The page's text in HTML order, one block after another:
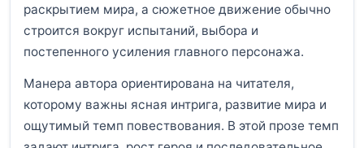
раскрытием мира, а сюжетное движение обычно
строится вокруг испытаний, выбора и
постепенного усиления главного персонажа.
Манера автора ориентирована на читателя,
которому важны ясная интрига, развитие мира и
ощутимый темп повествования. В этой прозе темп